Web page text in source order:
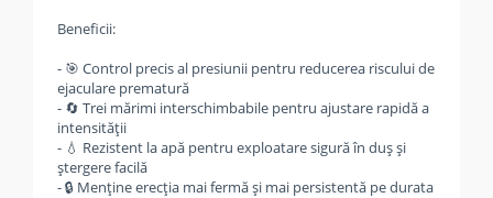
Beneficii:
- 🎯 Control precis al presiunii pentru reducerea riscului de
ejaculare prematură
- 🔄 Trei mărimi interschimbabile pentru ajustare rapidă a
intensității
- 💧 Rezistent la apă pentru exploatare sigură în duș și
ștergere facilă
- 🔒 Menține erecția mai fermă și mai persistentă pe durata